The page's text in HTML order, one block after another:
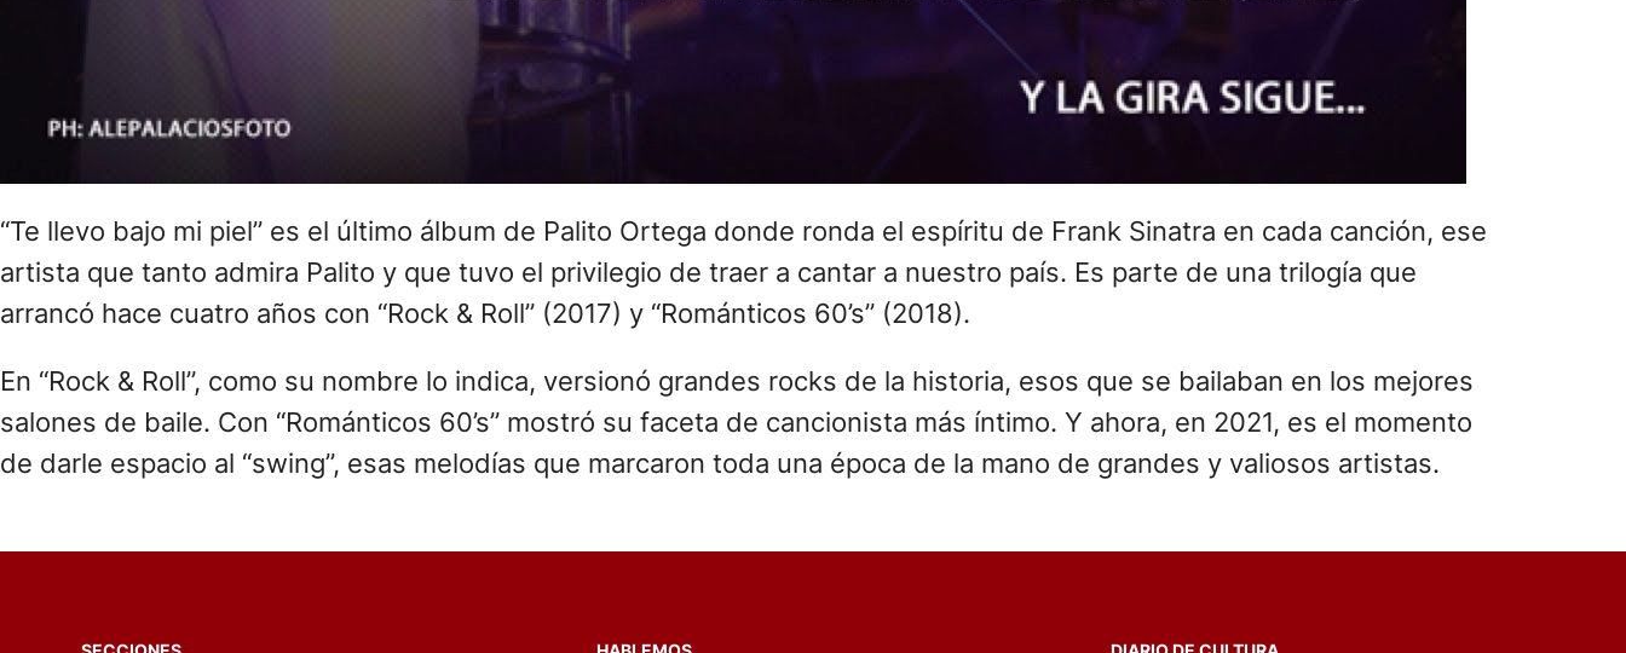
“Te llevo bajo mi piel” es el último álbum de Palito Ortega donde ronda el espíritu de Frank Sinatra en cada canción, ese
artista que tanto admira Palito y que tuvo el privilegio de traer a cantar a nuestro país. Es parte de una trilogía que
arrancó hace cuatro años con “Rock & Roll” (2017) y “Románticos 60’s” (2018).
En “Rock & Roll”, como su nombre lo indica, versionó grandes rocks de la historia, esos que se bailaban en los mejores
salones de baile. Con “Románticos 60’s” mostró su faceta de cancionista más íntimo. Y ahora, en 2021, es el momento
de darle espacio al “swing”, esas melodías que marcaron toda una época de la mano de grandes y valiosos artistas.